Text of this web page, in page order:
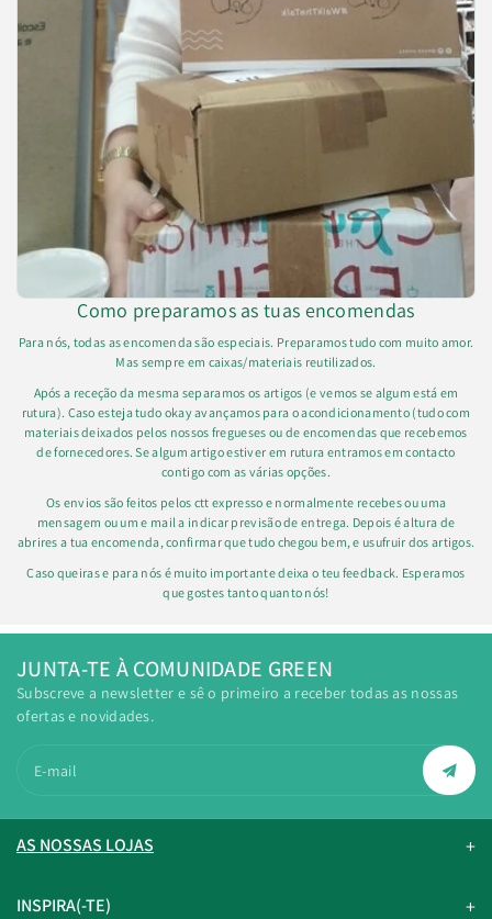
Como preparamos as tuas encomendas
Para nós, todas as encomenda são especiais. Preparamos tudo com muito amor.
Mas sempre em caixas/materiais reutilizados.
Após a receção da mesma separamos os artigos (e vemos se algum está em
rutura). Caso esteja tudo okay avançamos para o acondicionamento (tudo com
materiais deixados pelos nossos fregueses ou de encomendas que recebemos
de fornecedores. Se algum artigo estiver em rutura entramos em contacto
contigo com as várias opções.
Os envios são feitos pelos ctt expresso e normalmente recebes ou uma
mensagem ou um e mail a indicar previsão de entrega. Depois é altura de
abrires a tua encomenda, confirmar que tudo chegou bem, e usufruir dos artigos.
Caso queiras e para nós é muito importante deixa o teu feedback. Esperamos
que gostes tanto quanto nós!
JUNTA-TE À COMUNIDADE GREEN
Subscreve a newsletter e sê o primeiro a receber todas as nossas
ofertas e novidades.
E-mail
AS NOSSAS LOJAS
INSPIRA(-TE)